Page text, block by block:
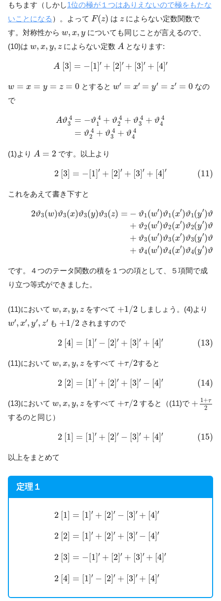
もちます（しかし1位の極が１つはありえないので極をもたな
いことになる ）。よって F(z)
F(z ) は z
zによらない定数関数で
す。対称性から w, x, y
w, x, y
についても同じことが言えるので、
(10)は w, x, y, z
w, x, ,z によらない定数 A
A となります:
A 3 = − 1 ′ + 2 ′ + [3 ]′ + [4 ]′
A −[1] + 2]′+ [3 ]′+[ 4]
w = x = y = z = 0
w =y z= とすると w′ = x′ = y′ = z′ = 0
′= y =
なの
で
Aϑ 4
3
= −ϑ 4
1
+ ϑ 4
2
+ ϑ 4
3
+ ϑ 4
4
= ϑ 4
2
+ ϑ 4
3
+ ϑ 4
4
Aϑ3 1 ϑ2 ϑ 3 ϑ 4
(1)より A = 2
A です。以上より
2 [3] = −[1]′ + [2]′ + [3]′ + [4]′ (11)
(11) =− +[2 [3]′ 4 ]′
これをあえて書き下すと
2ϑ3(w)ϑ3(x)ϑ3(y)ϑ3(z) = − ϑ1(w′)ϑ1(x′)ϑ1(y′)ϑ
+ ϑ2(w′)ϑ2(x′)ϑ2(y′)ϑ
+ ϑ3(w′)ϑ3(x′)ϑ3(y′)ϑ
+ ϑ4(w′)ϑ4(x′)ϑ4(y′)ϑ
ϑ3( w ϑ3( ) ϑ3 ( ) ϑ3 ( ) = w′) ϑ (x ) 1 (y )ϑ 1 z )+
です。４つのテータ関数の積を１つの項として、５項間で成
り立つ等式ができました。
(11)において w, x, y, z
w, x,y ,z をすべて +1/2
+ 1 2
しましょう。(4)より
w′, x′, y′, z′
′, ,y z も +1/2
+ 1 2 されますので
2 [4 = 1 ]′ − 2 ]′ + 3 ′ + 4] ′ (13)
(13) 4]= ′−[2 ]′ +[3] + 4 ]′
(11)において w, x, y, z
w, x,y ,z をすべて +τ/2
+ τ/ 2 すると
2 2 = 1 ]′ + 2 ]′ + 3 ′ − 4] ′ (14)
(14) 2]= 1 ′+[2 ]′ +[3] 4 ]′
(13)において w, x, y, z
w, x,y ,z をすべて +τ/2
+ τ/ 2 すると（(11)で + 1+τ
2
1+ τ2
するのと同じ）
2 1 = 1 ]′ + 2 ]′ − 3 ′ + 4] ′ (15)
(15) 1]= 1 ′+[2 −[3] + 4 ]′
以上をまとめて
定理１
2 1 = 1 ′ + 2 ′ − 3 ′ + [4 ]′
2 2 = 1 ′ + 2 ′ + 3 ′ − [4 ]′
2 3 = − 1 ′ + 2 ′ + 3 ′ + [4 ]′
2 4 = 1 ′ − 2 ′ + 3 ′ + [4 ]′
2[ 1]= ]′+[2 ] −[3] 4]′2 [2 ]=[1